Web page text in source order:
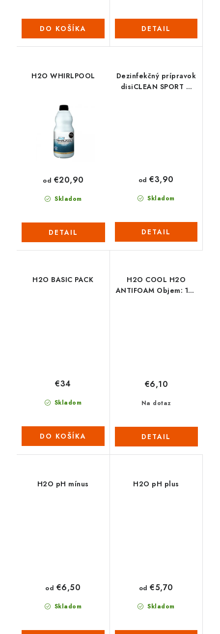
DO KOŠÍKA DETAIL
H2O WHIRLPOOL
Skladom
od €20,90
DETAIL
Dezinfekčný prípravok
disiCLEAN SPORT &
Skladom
od €3,90
DETAIL
H2O BASIC PACK
Skladom
€34
DO KOŠÍKA
H2O COOL H2O
ANTIFOAM Objem: 150
Na dotaz
€6,10
DETAIL
H2O pH mínus
Skladom
od €6,50
H2O pH plus
Skladom
od €5,70